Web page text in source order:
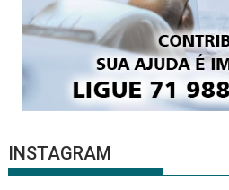
INSTAGRAM